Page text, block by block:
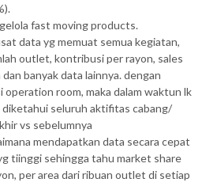
fast moving products.
data yg memuat semua kegiatan,
outlet, kontribusi per rayon, sales
banyak data lainnya. dengan
operation room, maka dalam waktun lk
diketahui seluruh aktifitas cabang/
vs sebelumnya
mendapatkan data secara cepat
tiinggi sehingga tahu market share
per area dari ribuan outlet di setiap